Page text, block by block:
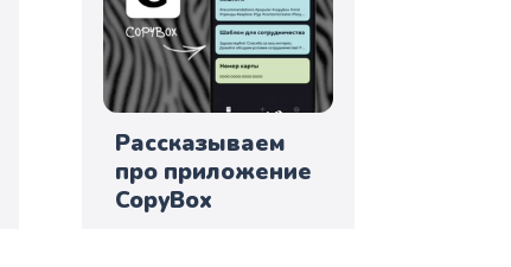
Рассказываем
про приложение
CopyBox